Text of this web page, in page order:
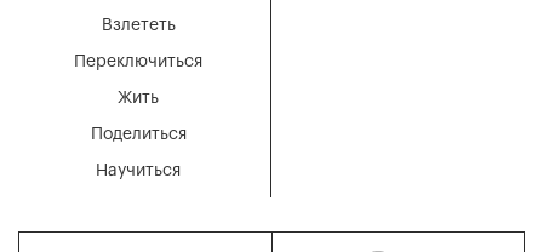
Взлететь
Переключиться
Жить
Поделиться
Научиться